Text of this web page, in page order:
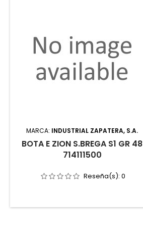
MARCA: INDUSTRIAL ZAPATERA, S.A.
BOTA E ZION S.BREGA S1 GR 48
714111500
Reseña(s): 0